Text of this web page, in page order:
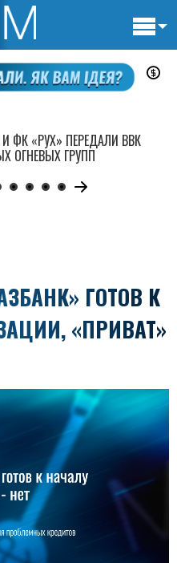
ГОТОВ К
«ПРИВАТ»
ФК «РУХ» ПЕРЕДАЛИ ВВК
ОГНЕВЫХ ГРУПП